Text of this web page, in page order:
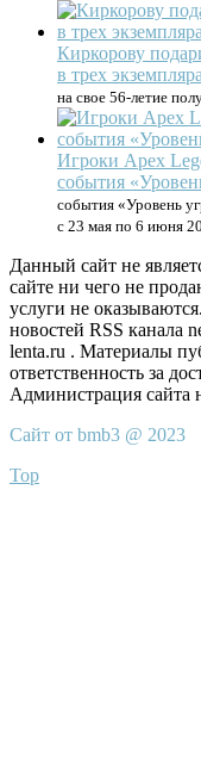
Киркорову
в трех
на свое 56-летие
Игроки Apex
события
события «Уровень
с 23 мая по 6 июня
Данный сайт не
сайте ни чего не
услуги не
новостей RSS канала
lenta.ru . Материалы
ответственность за
Администрация сайта
Сайт от bmb3 @ 2023
Top